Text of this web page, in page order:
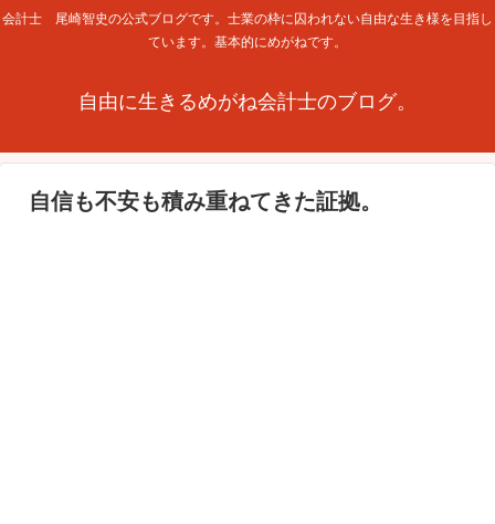
会計士 尾崎智史の公式ブログです。士業の枠に囚われない自由な生き様を目指し
ています。基本的にめがねです。
自由に生きるめがね会計士のブログ。
自信も不安も積み重ねてきた証拠。